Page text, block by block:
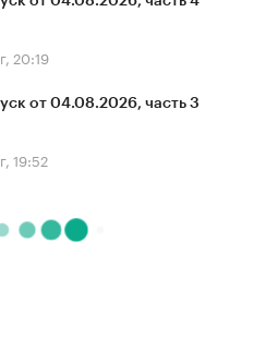
20:19
от 04.08.2026, часть 3
19:52